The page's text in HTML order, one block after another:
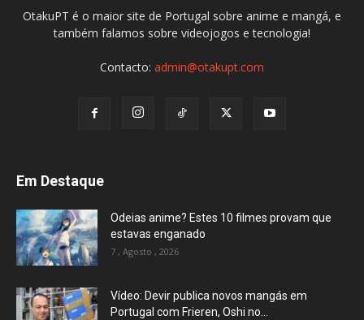
OtakuPT é o maior site de Portugal sobre anime e mangá, e
também falamos sobre videojogos e tecnologia!
Contacto: admin@otakupt.com
Em Destaque
Odeias anime? Estes 10 filmes provam que
estavas enganado
7 , Agosto , 2026
Vídeo: Devir publica novos mangás em
Portugal com Frieren, Oshi no...